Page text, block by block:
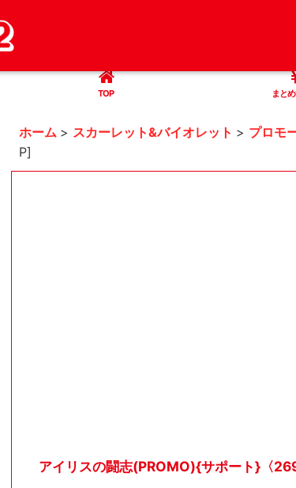
TOP まと
ホーム > スカーレット&バイオレット > プロモ
P]
アイリスの闘志(PROMO){サポート}〈